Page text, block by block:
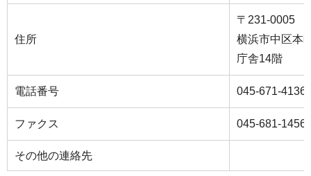
住所
〒231-0005
横浜市中区本
庁舎14階
電話番号 045-671-4136
ファクス 045-681-1456
その他の連絡先